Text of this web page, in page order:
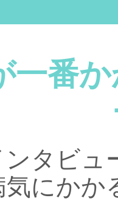
一番
タビュ
気にかか